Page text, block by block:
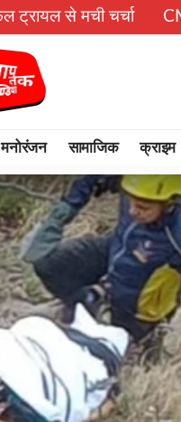
CM धामी का बड़ा तोहफा,
मनोरंजन सामाजिक क्राइम